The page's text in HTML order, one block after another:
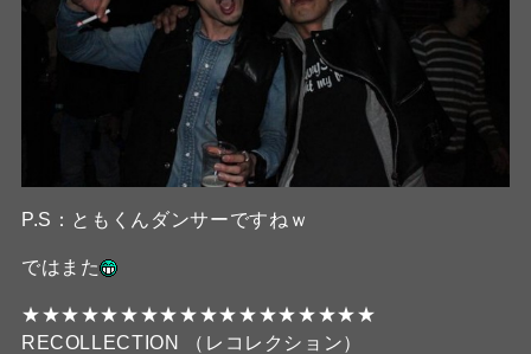
P.S：ともくんダンサーですねｗ
ではまた
★★★★★★★★★★★★★★★★★★
RECOLLECTION （レコレクション）